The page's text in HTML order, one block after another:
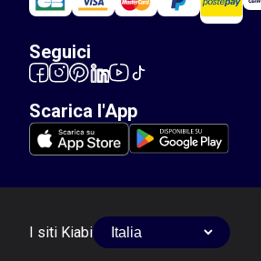
Seguici
Scarica l'App
I siti Kiabi